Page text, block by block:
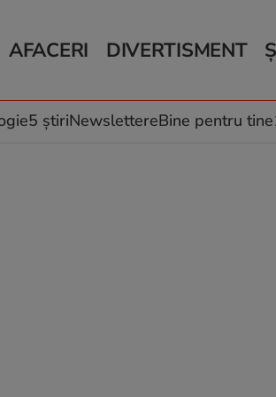
AFACERI
Auto
Locuri de muncă
DIVERTISMENT
Horoscop
Muzică și Filme
5 știriNewslettereBine pentru tine